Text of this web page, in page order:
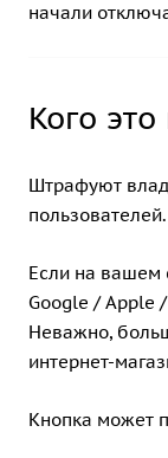
начали
Кого это
Штрафуют
пользователей.
Если на вашем
Google / Apple
Неважно,
интернет-
Кнопка может